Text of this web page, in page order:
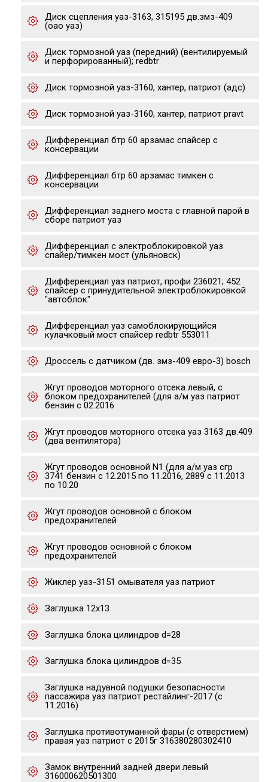
Диск сцепления уаз-3163, 315195 дв.змз-409
(оао уаз)
Диск тормозной уаз (передний) (вентилируемый
и перфорированный); redbtr
Диск тормозной уаз-3160, хантер, патриот (адс)
Диск тормозной уаз-3160, хантер, патриот pravt
Дифференциал бтр 60 арзамас спайсер с
консервации
Дифференциал бтр 60 арзамас тимкен с
консервации
Дифференциал заднего моста с главной парой в
сборе патриот уаз
Дифференциал с электроблокировкой уаз
спайер/тимкен мост (ульяновск)
Дифференциал уаз патриот, профи 236021; 452
спайсер с принудительной электроблокировкой
"автоблок"
Дифференциал уаз самоблокирующийся
кулачковый мост спайсер redbtr 553011
Дроссель с датчиком (дв. змз-409 евро-3) bosch
Жгут проводов моторного отсека левый, с
блоком предохранителей (для а/м уаз патриот
бензин с 02.2016
Жгут проводов моторного отсека уаз 3163 дв.409
(два вентилятора)
Жгут проводов основной N1 (для а/м уаз сгр
3741 бензин с 12.2015 по 11.2016, 2889 с 11.2013
по 10.20
Жгут проводов основной с блоком
предохранителей
Жгут проводов основной с блоком
предохранителей
Жиклер уаз-3151 омывателя уаз патриот
Заглушка 12х13
Заглушка блока цилиндров d=28
Заглушка блока цилиндров d=35
Заглушка надувной подушки безопасности
пассажира уаз патриот рестайлинг-2017 (с
11.2016)
Заглушка противотуманной фары (с отверстием)
правая уаз патриот с 2015г 316380280302410
Замок внутренний задней двери левый
316000620501300